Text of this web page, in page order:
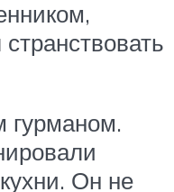
гурманом.
Он не